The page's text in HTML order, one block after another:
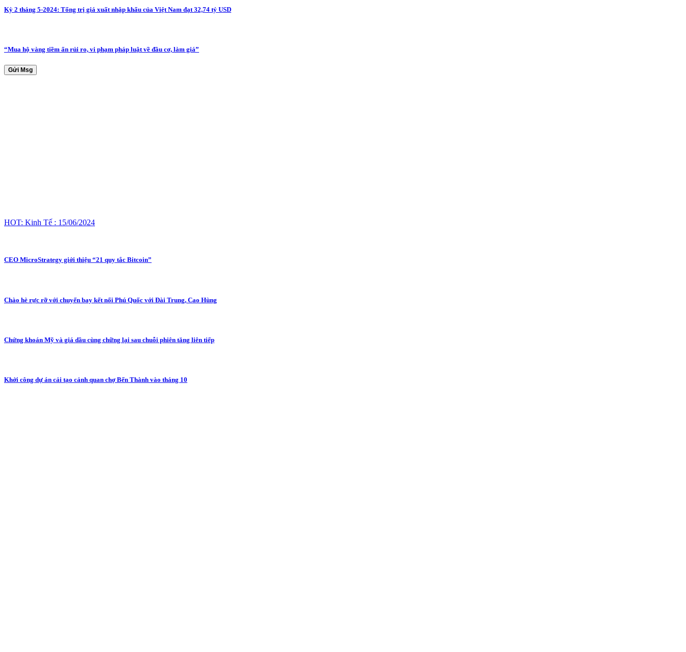
Kỳ 2 tháng 5-2024: Tổng trị giá xuất nhập khẩu của Việt Nam đạt 32,74 tỷ USD
“Mua hộ vàng tiềm ẩn rủi ro, vi phạm pháp luật về đầu cơ, làm giá”
Gửi Msg
HOT: Kinh Tế : 15/06/2024
CEO MicroStrategy giới thiệu “21 quy tắc Bitcoin”
Chào hè rực rỡ với chuyến bay kết nối Phú Quốc với Đài Trung, Cao Hùng
Chứng khoán Mỹ và giá dầu cùng chững lại sau chuỗi phiên tăng liên tiếp
Khởi công dự án cải tạo cảnh quan chợ Bến Thành vào tháng 10